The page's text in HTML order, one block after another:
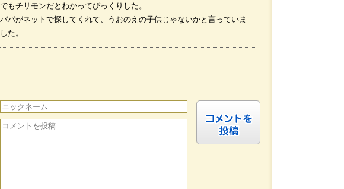
でもチリモンだとわかってびっくりした。
パパがネットで探してくれて、うおのえの子供じゃないかと言っていま
した。